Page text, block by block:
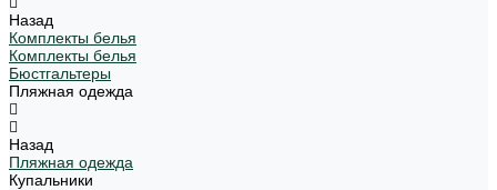
Назад
Комплекты белья
Комплекты белья
Бюстгальтеры
Пляжная одежда
Назад
Пляжная одежда
Купальники